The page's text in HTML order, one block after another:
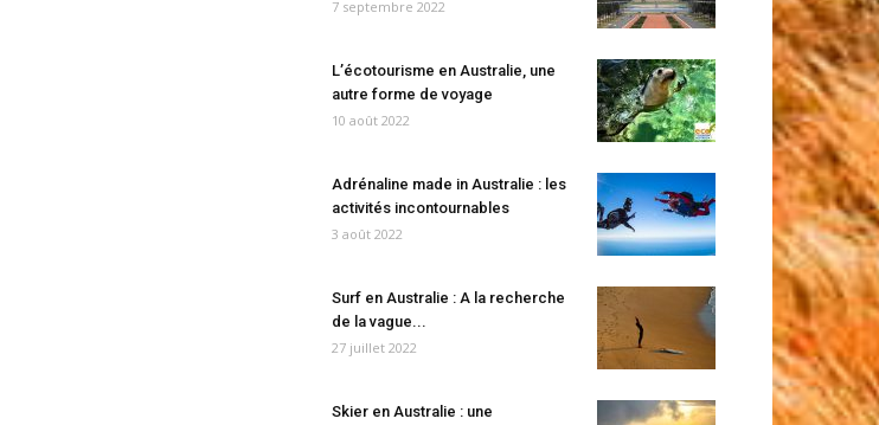
7 septembre 2022
L’écotourisme en Australie, une
autre forme de voyage
10 août 2022
Adrénaline made in Australie : les
activités incontournables
3 août 2022
Surf en Australie : A la recherche
de la vague...
27 juillet 2022
Skier en Australie : une